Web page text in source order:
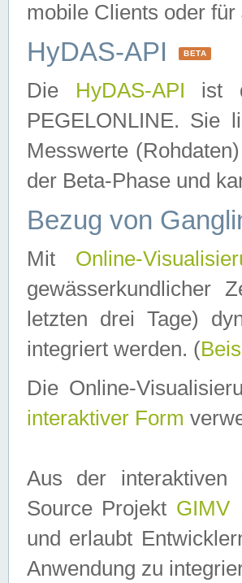
mobile Clients oder für
HyDAS-API BETA
Die HyDAS-API ist
PEGELONLINE. Sie
Messwerte
der Beta-Phase und
Bezug von
Mit Online-
gewässerkundlicher
letzten drei Tage)
integriert werden. (
Die Online-
interaktiver Form
Aus der interaktiven
Source Projekt GIMV
und erlaubt
Anwendung zu